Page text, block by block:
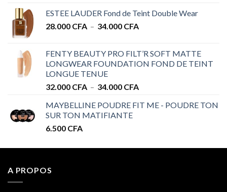
prix :
28.000 CFA
ESTEE LAUDER Fond de Teint Double Wear
28.000 CFA – 34.000 CFA
28.000 CFA
à
FENTY BEAUTY PRO FILT’R SOFT MATTE
LONGWEAR FOUNDATION FOND DE TEINT
LONGUE TENUE
32.000 CFA – 34.000 CFA
prix :
MAYBELLINE POUDRE FIT ME - POUDRE TON
SUR TON MATIFIANTE
6.500 CFA
A PROPOS